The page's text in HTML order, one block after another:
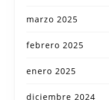
marzo 2025
febrero 2025
enero 2025
diciembre 2024